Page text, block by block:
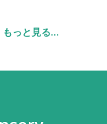
もっと見る…